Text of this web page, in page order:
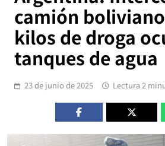
camión
kilos de droga
tanques de agua
23 de junio de 2025 Lectura 2